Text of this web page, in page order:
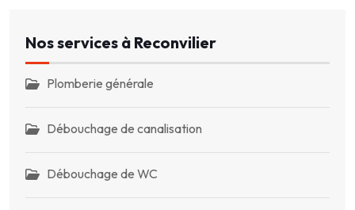
Nos services à Reconvilier
Plomberie générale
Débouchage de canalisation
Débouchage de WC